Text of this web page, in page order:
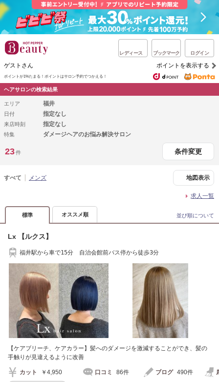
レディース ブックマーク ログイン
ゲストさん ポイントを表示する
ポイントが1%たまる！ ポイントはサロン予約でつかえる！
ヘアサロンの検索結果
エリア 福井
日付 指定なし
来店時刻 指定なし
特集 ダメージヘアのお悩み解決サロン
23件 条件変更
すべて メンズ 地図表示
求人一覧
標準 オススメ順 並び順について
Lx 【ルクス】
福井駅から車で15分 自治会館前バス停から徒歩3分
【ケアブリーチ、ケアカラー】髪へのダメージを激減することができ、髪の
手触りが見違えるように改善
カット ￥4,950 口コミ 86件 ブログ 490件